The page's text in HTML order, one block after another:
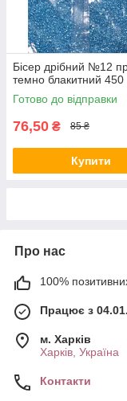
Бісер дрібний №12
темно блакитний 450
Готово до відправки
76,50 ₴ 85 ₴
Купити
Про нас
100%
Працює з
м. Харків
Харків, Україна
Контакти